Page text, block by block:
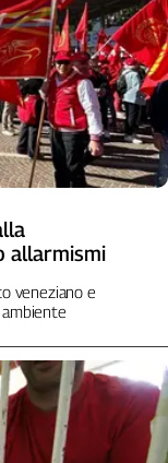
allarmismi
veneziano e